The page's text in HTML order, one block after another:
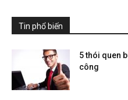
Tin phổ biến
5 thói quen
công